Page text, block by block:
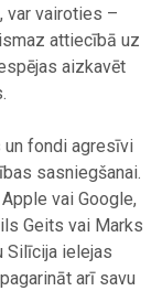
var vairoties –
attiecībā uz
aizkavēt
un fondi agresīvi
sasniegšanai.
vai Google,
Geits vai Marks
Silīcija ielejas
arī savu